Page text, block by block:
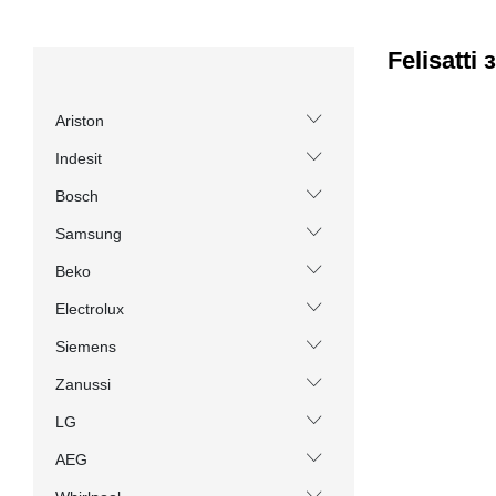
Ariston
Indesit
Bosch
Samsung
Beko
Electrolux
Siemens
Zanussi
LG
AEG
Felisatti